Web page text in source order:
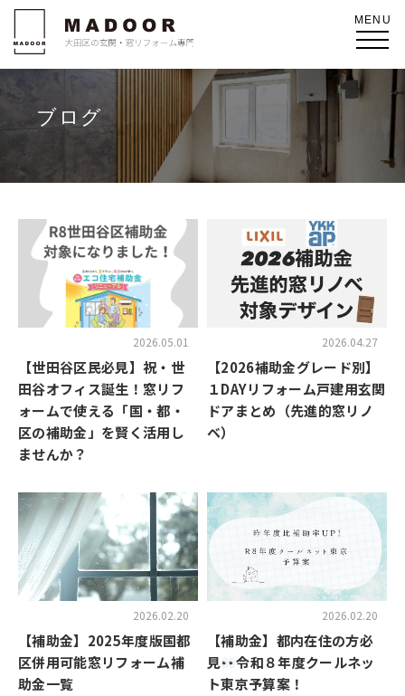
ブログ
2026.05.01
【世田谷区民必見】祝・世
田谷オフィス誕生！窓リフ
ォームで使える「国・都・
区の補助金」を賢く活用し
ませんか？
2026.04.27
【2026補助金グレード別】
１DAYリフォーム戸建用玄関
ドアまとめ（先進的窓リノ
ベ）
2026.02.20
【補助金】2025年度版国都
区併用可能窓リフォーム補
助金一覧
2026.02.20
【補助金】都内在住の方必
見
令和８年度クールネッ
ト東京予算案！